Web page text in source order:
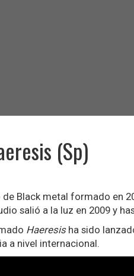
(Sp)
de Black metal formado en
salió a la luz en 2009 y
Haeresisha sido
a nivel internacional.